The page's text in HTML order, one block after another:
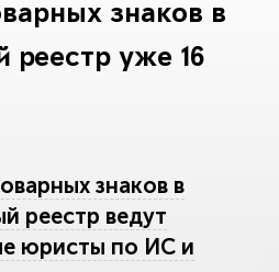
знаков в
уже 16
знаков в
реестр ведут
юристы по ИС и